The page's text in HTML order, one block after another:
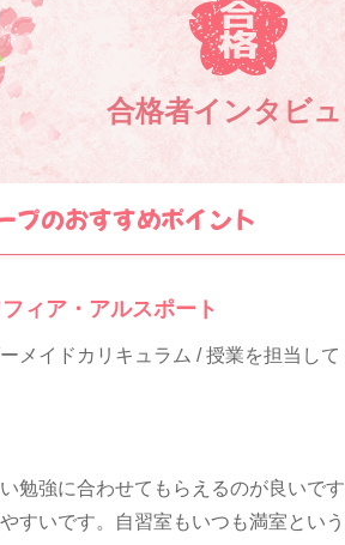
合格者インタビ
プのおすすめポイント
ィア・アルスポート
メイドカリキュラム / 授業を担当し
勉強に合わせてもらえるのが良いで
すいです。自習室もいつも満室とい